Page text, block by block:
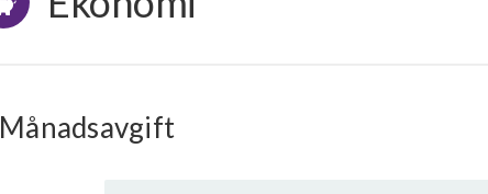
Månadsavgift